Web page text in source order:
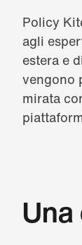
Policy
agli
estera e
vengono
mirata